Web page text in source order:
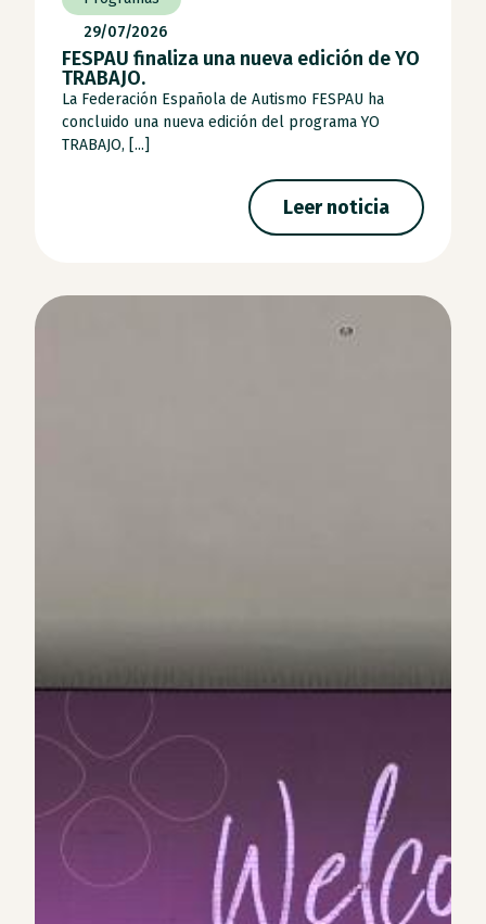
29/07/2026
FESPAU finaliza una nueva edición de YO
TRABAJO.
La Federación Española de Autismo FESPAU ha
concluido una nueva edición del programa YO
TRABAJO, [...]
Leer noticia